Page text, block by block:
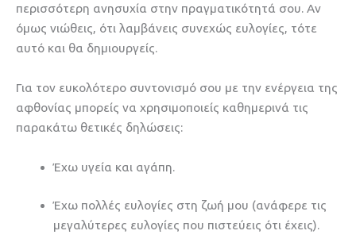
περισσότερη ανησυχία στην πραγματικότητά σου. Αν
όμως νιώθεις, ότι λαμβάνεις συνεχώς ευλογίες, τότε
αυτό και θα δημιουργείς.
Για τον ευκολότερο συντονισμό σου με την ενέργεια της
αφθονίας μπορείς να χρησιμοποιείς καθημερινά τις
παρακάτω θετικές δηλώσεις:
Έχω υγεία και αγάπη.
Έχω πολλές ευλογίες στη ζωή μου (ανάφερε τις
μεγαλύτερες ευλογίες που πιστεύεις ότι έχεις).